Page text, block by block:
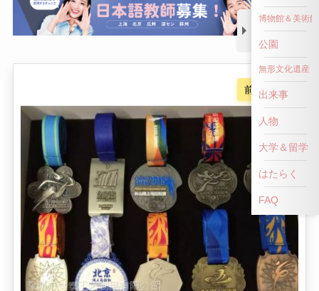
前へ戻る
博物館＆美術館
公園
無形文化遺産
出来事
人物
大学＆留学
はたらく
FAQ